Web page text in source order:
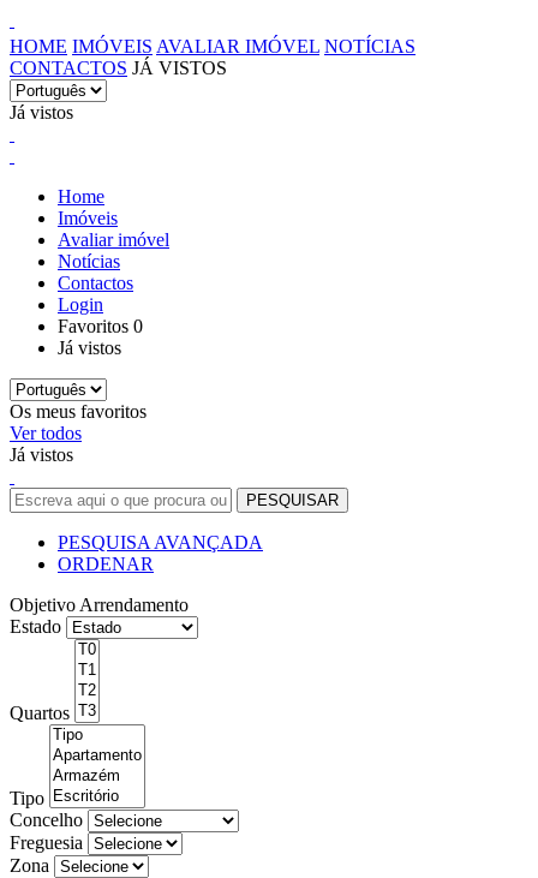
HOME IMÓVEIS AVALIAR IMÓVEL NOTÍCIAS
CONTACTOS JÁ VISTOS
Já vistos
Home
Imóveis
Avaliar imóvel
Notícias
Contactos
Login
Favoritos 0
Já vistos
Os meus favoritos
Ver todos
Já vistos
PESQUISA AVANÇADA
ORDENAR
Objetivo Arrendamento
Estado
Quartos
Tipo
Concelho
Freguesia
Zona